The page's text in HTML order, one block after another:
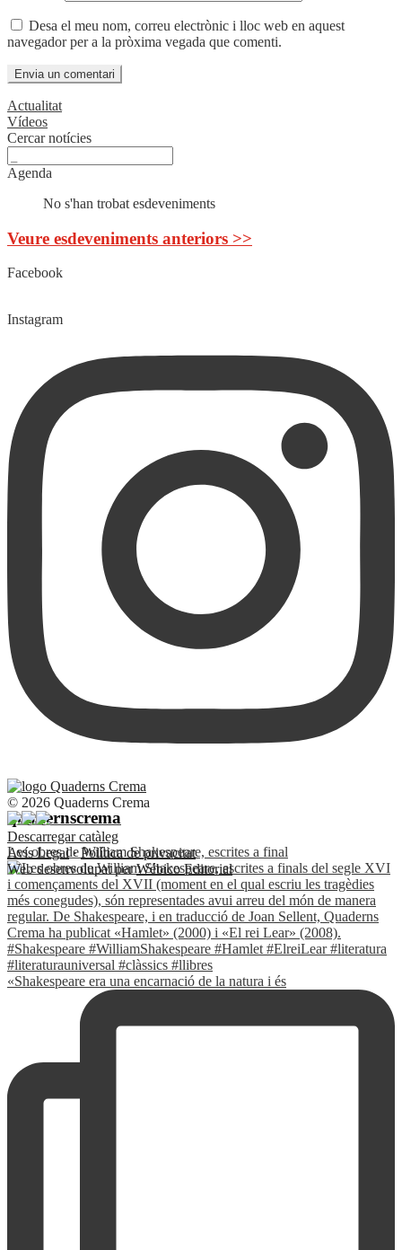
Desa el meu nom, correu electrònic i lloc web en aquest
navegador per a la pròxima vegada que comenti.
Actualitat
Vídeos
Cercar notícies
Agenda
No s'han trobat esdeveniments
Veure esdeveniments anteriors >>
Facebook
Instagram
quadernscrema
Les obres de William Shakespeare, escrites a final
«Shakespeare era una encarnació de la natura i és
© 2026 Quaderns Crema
Descarregar catàleg
Avís Legal·Política de privacitat
Web desenvolupat perWébico Editorial